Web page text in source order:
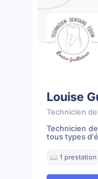
Louise
Technicien
Technicien
tous types
📖 1 prestation